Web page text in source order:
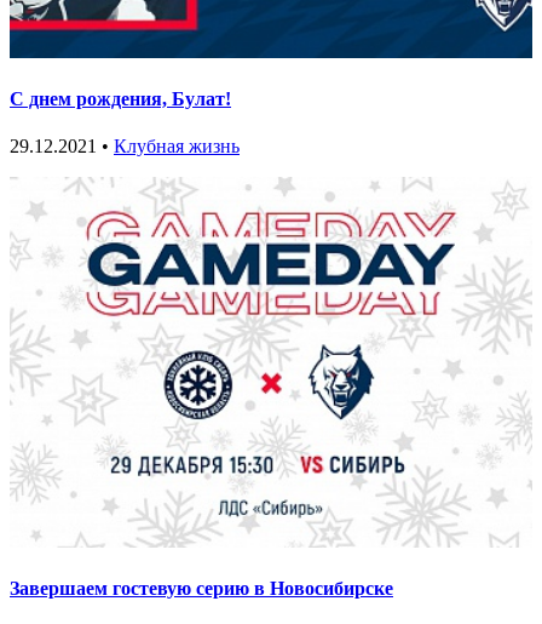
С днем рождения, Булат!
29.12.2021 • Клубная жизнь
Завершаем гостевую серию в Новосибирске